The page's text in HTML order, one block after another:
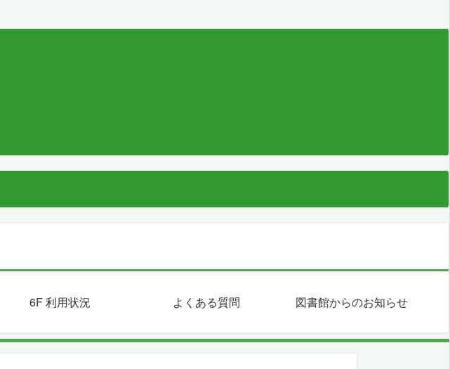
6F 利用状況 よくある質問 図書館からのお知らせ